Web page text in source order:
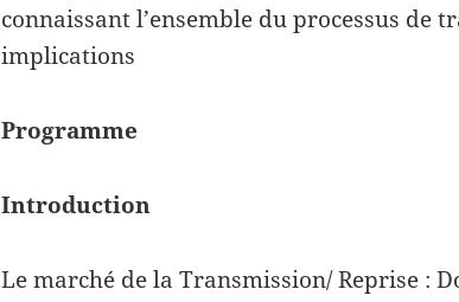
connaissant l’ensemble du processus de
implications
Programme
Introduction
Le marché de la Transmission/ Reprise :